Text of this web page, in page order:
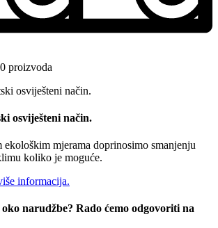
proizvoda
osviješteni način.
mjerama doprinosimo smanjenju
koliko je moguće.
informacija.
narudžbe? Rado ćemo odgovoriti na